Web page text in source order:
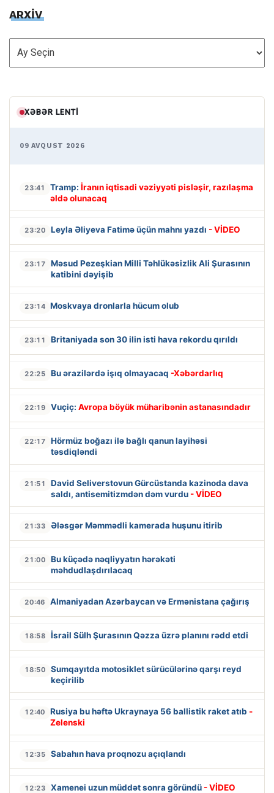
ARXİV
ARXİV
XƏBƏR LENTI
09 AVQUST 2026
23:41 Tramp: İranın iqtisadi vəziyyəti pisləşir, razılaşma
əldə olunacaq
23:20 Leyla Əliyeva Fatimə üçün mahnı yazdı - VİDEO
23:17
Məsud Pezeşkian Milli Təhlükəsizlik Ali Şurasının
katibini dəyişib
23:14 Moskvaya dronlarla hücum olub
23:11 Britaniyada son 30 ilin isti hava rekordu qırıldı
22:25 Bu ərazilərdə işıq olmayacaq -Xəbərdarlıq
22:19 Vuçiç: Avropa böyük müharibənin astanasındadır
22:17
Hörmüz boğazı ilə bağlı qanun layihəsi
təsdiqləndi
21:51
David Seliverstovun Gürcüstanda kazinoda dava
saldı, antisemitizmdən dəm vurdu - VİDEO
21:33 Ələsgər Məmmədli kamerada huşunu itirib
21:00
Bu küçədə nəqliyyatın hərəkəti
məhdudlaşdırılacaq
20:46 Almaniyadan Azərbaycan və Ermənistana çağırış
18:58 İsrail Sülh Şurasının Qəzza üzrə planını rədd etdi
18:50
Sumqayıtda motosiklet sürücülərinə qarşı reyd
keçirilib
12:40 Rusiya bu həftə Ukraynaya 56 ballistik raket atıb -
Zelenski
12:35 Sabahın hava proqnozu açıqlandı
12:23 Xamenei uzun müddət sonra göründü - VİDEO